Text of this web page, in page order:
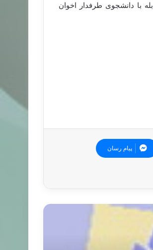
با دانشجوی طرفدار اخوان
پیام رسان